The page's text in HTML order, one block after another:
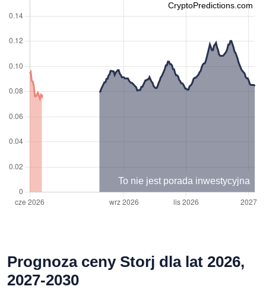
CryptoPredictions.com
To nie jest porada inwestycyjna
Prognoza ceny Storj dla lat 2026,
2027-2030